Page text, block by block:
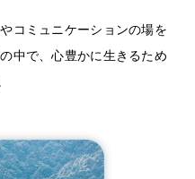
コミュニケーションの場を
中で、心豊かに生きるため